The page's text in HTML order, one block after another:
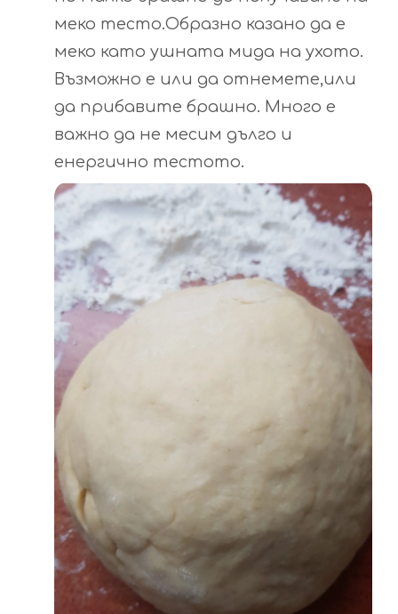
меко тесто.Образно казано да е
меко като ушната мида на ухото.
Възможно е или да отнемете,или
да прибавите брашно. Много е
важно да не месим дълго и
енергично тестото.